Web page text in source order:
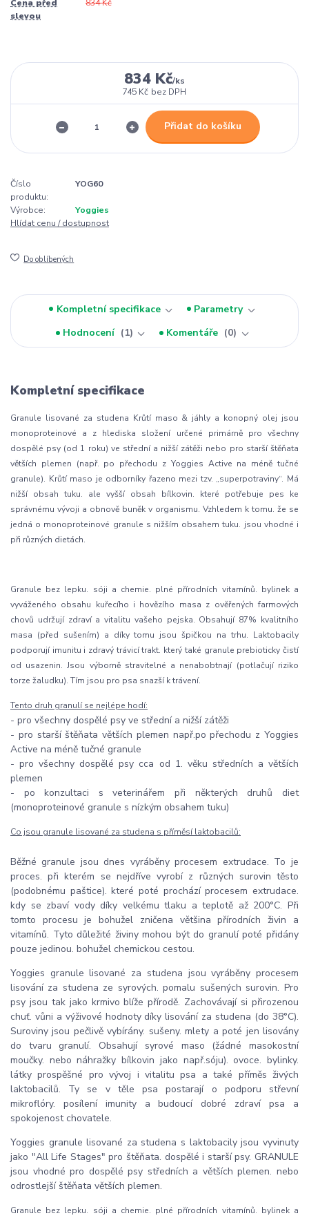
Cena před
slevou
834 Kč
834 Kč/ks
745 Kč bez DPH
Přidat do košíku
Číslo
produktu:
YOG60
Výrobce:
Yoggies
Hlídat cenu / dostupnost
Do oblíbených
Kompletní specifikace
Parametry
Hodnocení
1 Komentáře 0
Kompletní specifikace
Granule lisované za studena Krůtí maso & jáhly a konopný olej jsou
monoproteinové a z hlediska složení určené primárně pro všechny
dospělé psy (od 1 roku) ve střední a nižší zátěži nebo pro starší štěňata
větších plemen (např. po přechodu z Yoggies Active na méně tučné
granule). Krůtí maso je odborníky řazeno mezi tzv. „superpotraviny“. Má
nižší obsah tuku. ale vyšší obsah bílkovin. které potřebuje pes ke
správnému vývoji a obnově buněk v organismu. Vzhledem k tomu. že se
jedná o monoproteinové granule s nižším obsahem tuku. jsou vhodné i
při různých dietách.
Granule bez lepku. sóji a chemie. plné přírodních vitamínů. bylinek a
vyváženého obsahu kuřecího i hovězího masa z ověřených farmových
chovů udržují zdraví a vitalitu vašeho pejska. Obsahují 87% kvalitního
masa (před sušením) a díky tomu jsou špičkou na trhu. Laktobacily
podporují imunitu i zdravý trávicí trakt. který také granule prebioticky čistí
od usazenin. Jsou výborně stravitelné a nenabobtnají (potlačují riziko
torze žaludku). Tím jsou pro psa snazší k trávení.
Tento druh granulí se nejlépe hodí:
- pro všechny dospělé psy ve střední a nižší zátěži
- pro starší štěňata větších plemen např.po přechodu z Yoggies
Active na méně tučné granule
- pro všechny dospělé psy cca od 1. věku středních a větších
plemen
- po konzultaci s veterinářem při některých druhů diet
(monoproteinové granule s nízkým obsahem tuku)
Co jsou granule lisované za studena s příměsí laktobacilů:
Běžné granule jsou dnes vyráběny procesem extrudace. To je
proces. při kterém se nejdříve vyrobí z různých surovin těsto
(podobnému paštice). které poté prochází procesem extrudace.
kdy se zbaví vody díky velkému tlaku a teplotě až 200°C. Při
tomto procesu je bohužel zničena většina přírodních živin a
vitamínů. Tyto důležité živiny mohou být do granulí poté přidány
pouze jedinou. bohužel chemickou cestou.
Yoggies granule lisované za studena jsou vyráběny procesem
lisování za studena ze syrových. pomalu sušených surovin. Pro
psy jsou tak jako krmivo blíže přírodě. Zachovávají si přirozenou
chuť. vůni a výživové hodnoty díky lisování za studena (do 38°C).
Suroviny jsou pečlivě vybírány. sušeny. mlety a poté jen lisovány
do tvaru granulí. Obsahují syrové maso (žádné masokostní
moučky. nebo náhražky bílkovin jako např.sóju). ovoce. bylinky.
látky prospěšné pro vývoj i vitalitu psa a také příměs živých
laktobacilů. Ty se v těle psa postarají o podporu střevní
mikroflóry. posílení imunity a budoucí dobré zdraví psa a
spokojenost chovatele.
Yoggies granule lisované za studena s laktobacily jsou vyvinuty
jako "All Life Stages" pro štěňata. dospělé i starší psy. GRANULE
jsou vhodné pro dospělé psy středních a větších plemen. nebo
odrostlejší štěňata větších plemen.
Granule bez lepku. sóji a chemie. plné přírodních vitamínů. bylinek a